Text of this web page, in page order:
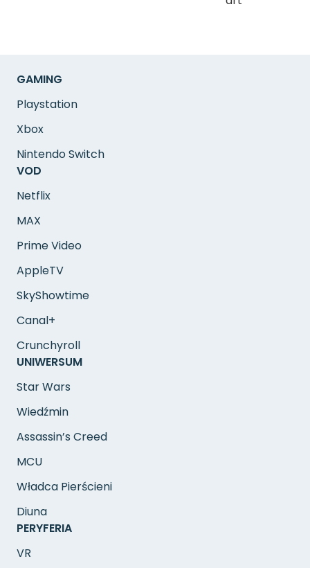
GAMING
Playstation
Xbox
Nintendo Switch
VOD
Netflix
MAX
Prime Video
AppleTV
SkyShowtime
Canal+
Crunchyroll
UNIWERSUM
Star Wars
Wiedźmin
Assassin’s Creed
MCU
Władca Pierścieni
Diuna
PERYFERIA
VR